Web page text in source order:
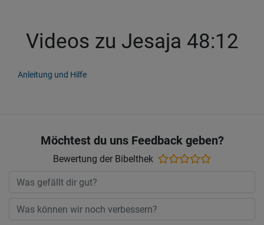
Videos zu Jesaja 48:12
Anleitung und Hilfe
Möchtest du uns Feedback geben?
Bewertung der Bibelthek